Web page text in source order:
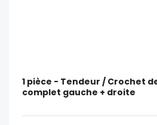
1 pièce - Tendeur / Crochet
complet gauche + droite